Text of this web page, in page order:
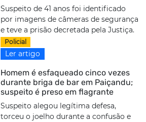
Suspeito de 41 anos foi identificado
por imagens de câmeras de segurança
e teve a prisão decretada pela Justiça.
Policial
Ler artigo
Homem é esfaqueado cinco vezes
durante briga de bar em Paiçandu;
suspeito é preso em flagrante
Suspeito alegou legítima defesa,
torceu o joelho durante a confusão e